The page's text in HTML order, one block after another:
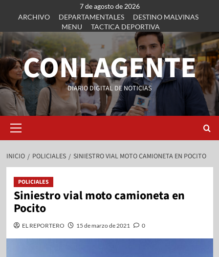
7 de agosto de 2026
ARCHIVO
DEPARTAMENTALES
DESTINO MALVINAS
MENU
TACTICA DEPORTIVA
CONLAGENTE
DIARIO DIGITAL DE NOTICIAS
INICIO POLICIALES SINIESTRO VIAL MOTO CAMIONETA EN POCITO
POLICIALES
Siniestro vial moto camioneta en
Pocito
EL REPORTERO 15 de marzo de 2021 0